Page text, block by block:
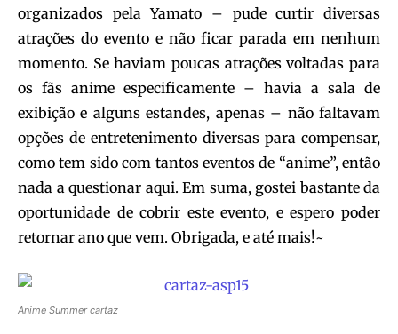
organizados pela Yamato – pude curtir diversas
atrações do evento e não ficar parada em nenhum
momento. Se haviam poucas atrações voltadas para
os fãs anime especificamente – havia a sala de
exibição e alguns estandes, apenas – não faltavam
opções de entretenimento diversas para compensar,
como tem sido com tantos eventos de “anime”, então
nada a questionar aqui. Em suma, gostei bastante da
oportunidade de cobrir este evento, e espero poder
retornar ano que vem. Obrigada, e até mais!~
Anime Summer cartaz